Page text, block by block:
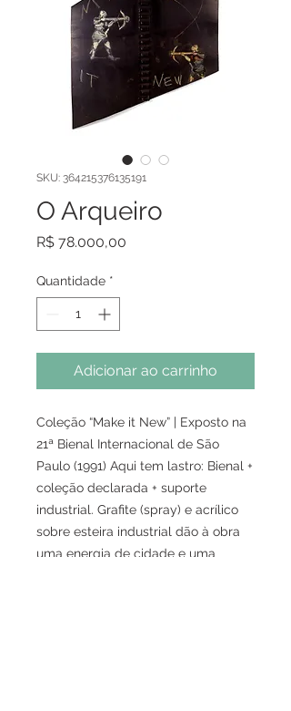
SKU: 364215376135191
O Arqueiro
R$ 78.000,00
Quantidade *
Adicionar ao carrinho
Coleção “Make it New” | Exposto na
21ª Bienal Internacional de São
Paulo (1991) Aqui tem lastro: Bienal +
coleção declarada + suporte
industrial. Grafite (spray) e acrílico
sobre esteira industrial dão à obra
uma energia de cidade e uma